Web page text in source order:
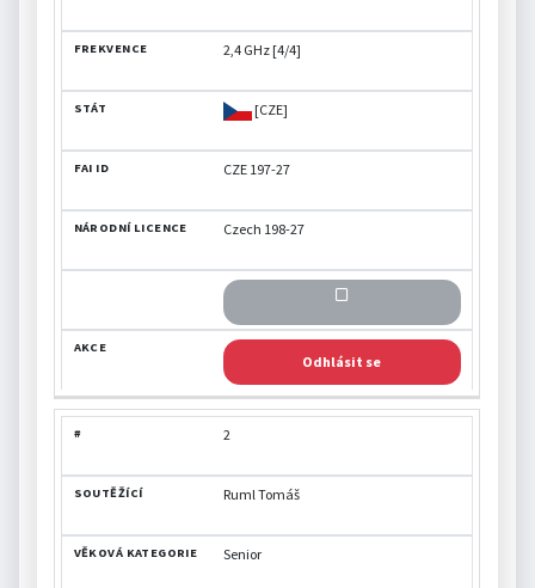
2,4 GHz [4/4]
[CZE]
CZE 197-27
Czech 198-27
Odhlásit se
2
Ruml Tomáš
Senior